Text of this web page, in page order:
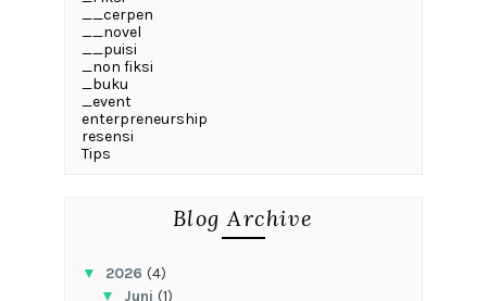
__cerpen
__novel
__puisi
_non fiksi
_buku
_event
enterpreneurship
resensi
Tips
Blog Archive
▼ 2026 (4)
▼ Juni (1)